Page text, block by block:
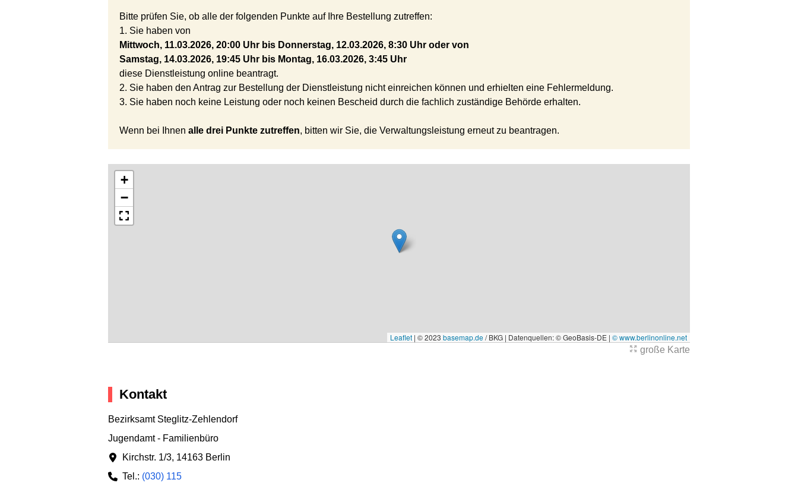
Bitte prüfen Sie, ob alle der folgenden Punkte auf Ihre Bestellung zutreffen:
1. Sie haben von
Mittwoch, 11.03.2026, 20:00 Uhr bis Donnerstag, 12.03.2026, 8:30 Uhr oder von
Samstag, 14.03.2026, 19:45 Uhr bis Montag, 16.03.2026, 3:45 Uhr
diese Dienstleistung online beantragt.
2. Sie haben den Antrag zur Bestellung der Dienstleistung nicht einreichen können und erhielten eine Fehlermeldung.
3. Sie haben noch keine Leistung oder noch keinen Bescheid durch die fachlich zuständige Behörde erhalten.
Wenn bei Ihnen alle drei Punkte zutreffen, bitten wir Sie, die Verwaltungsleistung erneut zu beantragen.
+
−
Leaflet | © 2023 basemap.de/ BKG | Datenquellen: © GeoBasis-DE | © www.berlinonline.net
große Karte
Kontakt
Bezirksamt Steglitz-Zehlendorf
Jugendamt - Familienbüro
Kirchstr. 1/3, 14163 Berlin
Tel.: (030) 115